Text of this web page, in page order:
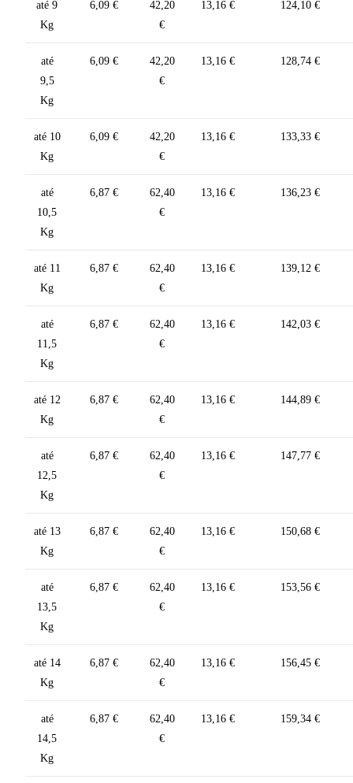
até 9
Kg
6,09 €
42,20
€
13,16 € 124,10 €
até
9,5
Kg
6,09 €
42,20
€
13,16 € 128,74 €
até 10
Kg
6,09 €
42,20
€
13,16 € 133,33 €
até
10,5
Kg
6,87 €
62,40
€
13,16 € 136,23 €
até 11
Kg
6,87 €
62,40
€
13,16 € 139,12 €
até
11,5
Kg
6,87 €
62,40
€
13,16 € 142,03 €
até 12
Kg
6,87 €
62,40
€
13,16 € 144,89 €
até
12,5
Kg
6,87 €
62,40
€
13,16 € 147,77 €
até 13
Kg
6,87 €
62,40
€
13,16 € 150,68 €
até
13,5
Kg
6,87 €
62,40
€
13,16 € 153,56 €
até 14
Kg
6,87 €
62,40
€
13,16 € 156,45 €
até
14,5
Kg
6,87 €
62,40
€
13,16 € 159,34 €